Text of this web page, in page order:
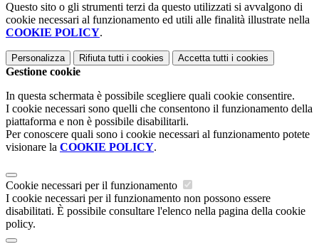
Questo sito o gli strumenti terzi da questo utilizzati si avvalgono di
cookie necessari al funzionamento ed utili alle finalità illustrate nella
COOKIE POLICY.
Personalizza Rifiuta tutti i cookies Accetta tutti i cookies
Gestione cookie
In questa schermata è possibile scegliere quali cookie consentire.
I cookie necessari sono quelli che consentono il funzionamento della
piattaforma e non è possibile disabilitarli.
Per conoscere quali sono i cookie necessari al funzionamento potete
visionare la COOKIE POLICY.
Cookie necessari per il funzionamento
I cookie necessari per il funzionamento non possono essere
disabilitati. È possibile consultare l'elenco nella pagina della cookie
policy.